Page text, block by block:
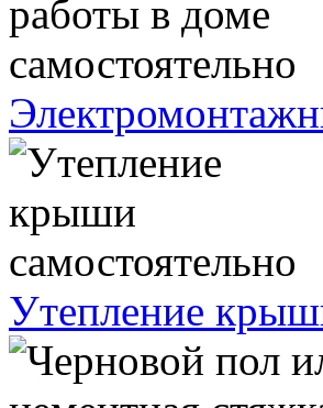
Утепление